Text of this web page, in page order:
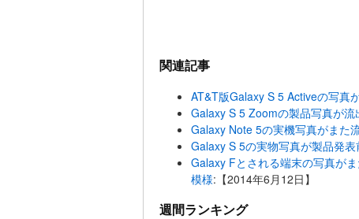
関連記事
AT&T版Galaxy S 5 Activeの写真
Galaxy S 5 Zoomの製品写真が流
Galaxy Note 5の実機写真がまた
Galaxy S 5の実物写真が製品発表
Galaxy Fとされる端末の写真が
模様:【2014年6月12日】
週間ランキング